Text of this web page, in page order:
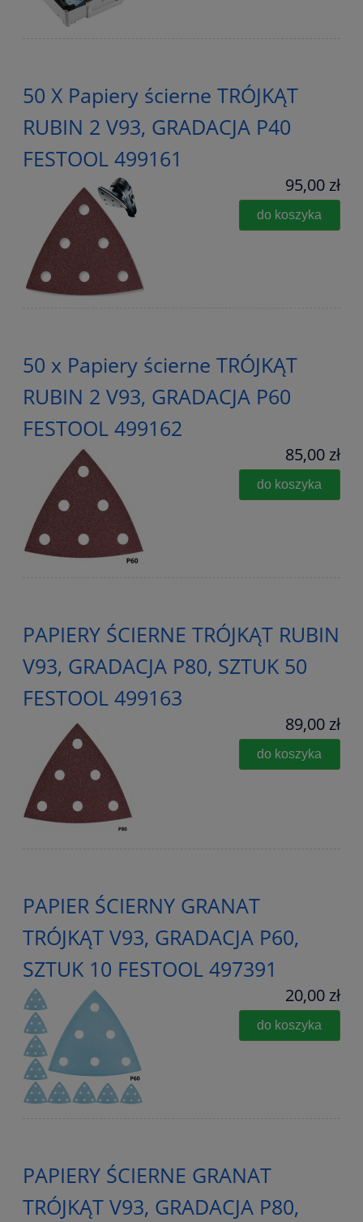
50 X Papiery ścierne TRÓJKĄT
RUBIN 2 V93, GRADACJA P40
FESTOOL 499161
95,00 zł
do koszyka
50 x Papiery ścierne TRÓJKĄT
RUBIN 2 V93, GRADACJA P60
FESTOOL 499162
85,00 zł
do koszyka
PAPIERY ŚCIERNE TRÓJKĄT RUBIN
V93, GRADACJA P80, SZTUK 50
FESTOOL 499163
89,00 zł
do koszyka
PAPIER ŚCIERNY GRANAT
TRÓJKĄT V93, GRADACJA P60,
SZTUK 10 FESTOOL 497391
20,00 zł
do koszyka
PAPIERY ŚCIERNE GRANAT
TRÓJKĄT V93, GRADACJA P80,